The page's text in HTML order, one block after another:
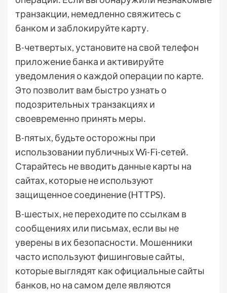
транзакции, немедленно свяжитесь с
банком и заблокируйте карту․
В-четвертых, установите на свой телефон
приложение банка и активируйте
уведомления о каждой операции по карте․
Это позволит вам быстро узнать о
подозрительных транзакциях и
своевременно принять меры․
В-пятых, будьте осторожны при
использовании публичных Wi-Fi-сетей․
Старайтесь не вводить данные карты на
сайтах, которые не используют
защищенное соединение (HTTPS)․
В-шестых, не переходите по ссылкам в
сообщениях или письмах, если вы не
уверены в их безопасности․ Мошенники
часто используют фишинговые сайты,
которые выглядят как официальные сайты
банков, но на самом деле являются